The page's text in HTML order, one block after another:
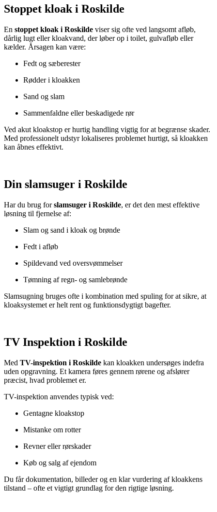
Stoppet kloak i Roskilde
En stoppet kloak i Roskilde viser sig ofte ved langsomt afløb,
dårlig lugt eller kloakvand, der løber op i toilet, gulvafløb eller
kælder. Årsagen kan være:
Fedt og sæberester
Rødder i kloakken
Sand og slam
Sammenfaldne eller beskadigede rør
Ved akut kloakstop er hurtig handling vigtig for at begrænse skader.
Med professionelt udstyr lokaliseres problemet hurtigt, så kloakken
kan åbnes effektivt.
Din slamsuger i Roskilde
Har du brug forslamsuger i Roskilde, er det den mest effektive
løsning til fjernelse af:
Slam og sand i kloak og brønde
Fedt i afløb
Spildevand ved oversvømmelser
Tømning af regn- og samlebrønde
Slamsugning bruges ofte i kombination med spuling for at sikre, at
kloaksystemet er helt rent og funktionsdygtigt bagefter.
TV Inspektion i Roskilde
Med TV-inspektion i Roskilde kan kloakken undersøges indefra
uden opgravning. Et kamera føres gennem rørene og afslører
præcist, hvad problemet er.
TV-inspektion anvendes typisk ved:
Gentagne kloakstop
Mistanke om rotter
Revner eller rørskader
Køb og salg af ejendom
Du får dokumentation, billeder og en klar vurdering af kloakkens
tilstand – ofte et vigtigt grundlag for den rigtige løsning.